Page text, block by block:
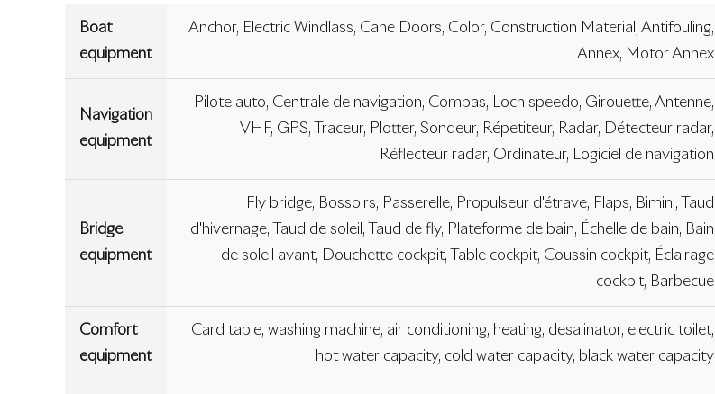
Boat
equipment
Anchor, Electric Windlass, Cane Doors, Color, Construction Material, Antifouling,
Annex, Motor Annex
Navigation
equipment
Pilote auto, Centrale de navigation, Compas, Loch speedo, Girouette, Antenne,
VHF, GPS, Traceur, Plotter, Sondeur, Répetiteur, Radar, Détecteur radar,
Réflecteur radar, Ordinateur, Logiciel de navigation
Bridge
equipment
Fly bridge, Bossoirs, Passerelle, Propulseur d'étrave, Flaps, Bimini, Taud
d'hivernage, Taud de soleil, Taud de fly, Plateforme de bain, Échelle de bain, Bain
de soleil avant, Douchette cockpit, Table cockpit, Coussin cockpit, Éclairage
cockpit, Barbecue
Comfort
equipment
Card table, washing machine, air conditioning, heating, desalinator, electric toilet,
hot water capacity, cold water capacity, black water capacity